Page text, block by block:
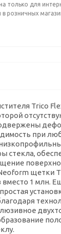
только для
в розничных
Trico
при
стекла,
щетки
вместо 1 млн.